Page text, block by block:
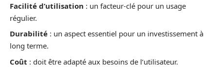
Facilité d’utilisation : un facteur-clé pour un usage
régulier.
Durabilité : un aspect essentiel pour un investissement à
long terme.
Coût : doit être adapté aux besoins de l’utilisateur.